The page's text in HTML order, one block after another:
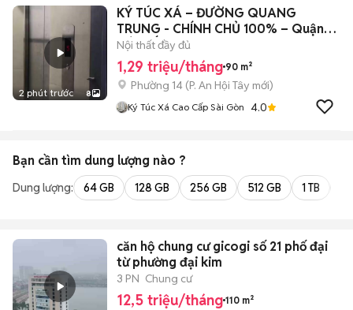
2 phút trước 8
KÝ TÚC XÁ – ĐƯỜNG QUANG
TRUNG - CHÍNH CHỦ 100% – Quận
GÒ VẤP
Nội thất đầy đủ
1,29 triệu/tháng 90 m²
Phường 14 (P. An Hội Tây mới)
Ký Túc Xá Cao Cấp Sài Gòn 4.0
Bạn cần tìm dung lượng nào ?
Dung lượng: 64 GB 128 GB 256 GB 512 GB 1 TB
căn hộ chung cư gicogi số 21 phố đại
từ phường đại kim
3 PN Chung cư
12,5 triệu/tháng 110 m²